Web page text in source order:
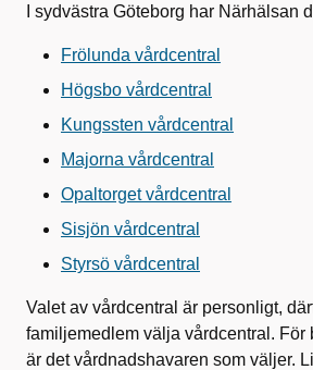
I sydvästra Göteborg har Närhälsan
Frölunda vårdcentral
Högsbo vårdcentral
Kungssten vårdcentral
Majorna vårdcentral
Opaltorget vårdcentral
Sisjön vårdcentral
Styrsö vårdcentral
Valet av vårdcentral är personligt,
familjemedlem välja vårdcentral. För
är det vårdnadshavaren som väljer.